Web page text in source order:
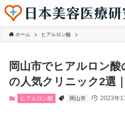
ホーム ヒアルロン酸
岡山市でヒアルロン
の人気クリニック2選
ヒアルロン酸 岡山市 2023年